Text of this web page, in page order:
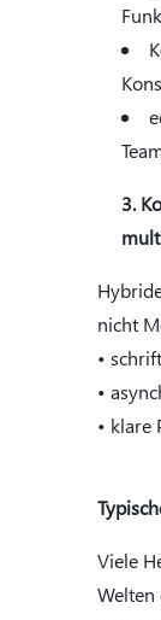
nicht
•
•
• klare
Viele
Welten